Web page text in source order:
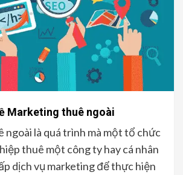
Marketing thuê ngoài
ngoài là quá trình mà một tổ chức
thuê một công ty hay cá nhân
dịch vụ marketing để thực hiện